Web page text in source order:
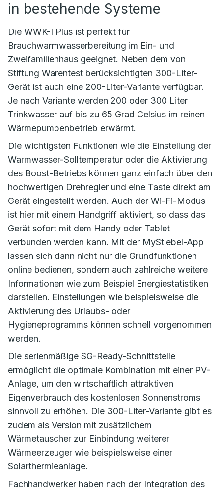
in bestehende Systeme
Die WWK-I Plus ist perfekt für
Brauchwarmwasserbereitung im Ein- und
Zweifamilienhaus geeignet. Neben dem von
Stiftung Warentest berücksichtigten 300-Liter-
Gerät ist auch eine 200-Liter-Variante verfügbar.
Je nach Variante werden 200 oder 300 Liter
Trinkwasser auf bis zu 65 Grad Celsius im reinen
Wärmepumpenbetrieb erwärmt.
Die wichtigsten Funktionen wie die Einstellung der
Warmwasser-Solltemperatur oder die Aktivierung
des Boost-Betriebs können ganz einfach über den
hochwertigen Drehregler und eine Taste direkt am
Gerät eingestellt werden. Auch der Wi-Fi-Modus
ist hier mit einem Handgriff aktiviert, so dass das
Gerät sofort mit dem Handy oder Tablet
verbunden werden kann. Mit der MyStiebel-App
lassen sich dann nicht nur die Grundfunktionen
online bedienen, sondern auch zahlreiche weitere
Informationen wie zum Beispiel Energiestatistiken
darstellen. Einstellungen wie beispielsweise die
Aktivierung des Urlaubs- oder
Hygieneprogramms können schnell vorgenommen
werden.
Die serienmäßige SG-Ready-Schnittstelle
ermöglicht die optimale Kombination mit einer PV-
Anlage, um den wirtschaftlich attraktiven
Eigenverbrauch des kostenlosen Sonnenstroms
sinnvoll zu erhöhen. Die 300-Liter-Variante gibt es
zudem als Version mit zusätzlichem
Wärmetauscher zur Einbindung weiterer
Wärmeerzeuger wie beispielsweise einer
Solarthermieanlage.
Fachhandwerker haben nach der Integration des